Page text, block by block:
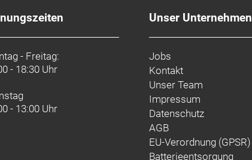
optischer Ganganzeige, 9-fach
160 mm
- Freitag:
- 18:30 Uhr
- 13:00 Uhr
Unser Unternehmen
Jobs
Kontakt
Unser Team
Impressum
Datenschutz
AGB
EU-Verordnung (GPSR)
Batterieentsorgung